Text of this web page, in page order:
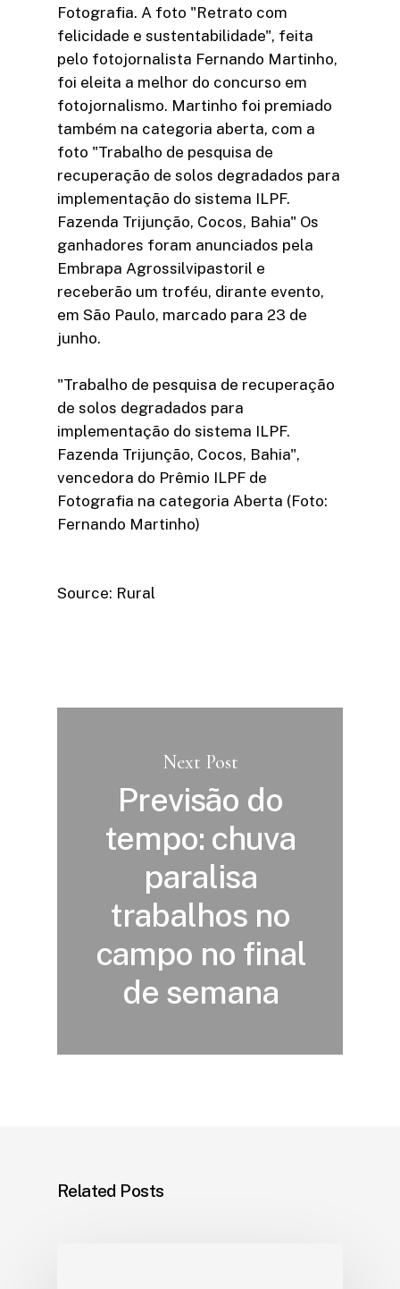
Fotografia. A foto "Retrato com
felicidade e sustentabilidade", feita
pelo fotojornalista Fernando Martinho,
foi eleita a melhor do concurso em
fotojornalismo. Martinho foi premiado
também na categoria aberta, com a
foto "Trabalho de pesquisa de
recuperação de solos degradados para
implementação do sistema ILPF.
Fazenda Trijunção, Cocos, Bahia" Os
ganhadores foram anunciados pela
Embrapa Agrossilvipastoril e
receberão um troféu, dirante evento,
em São Paulo, marcado para 23 de
junho.
"Trabalho de pesquisa de recuperação
de solos degradados para
implementação do sistema ILPF.
Fazenda Trijunção, Cocos, Bahia",
vencedora do Prêmio ILPF de
Fotografia na categoria Aberta (Foto:
Fernando Martinho)
Source: Rural
Next Post
Previsão do
tempo: chuva
paralisa
trabalhos no
campo no final
de semana
Related Posts